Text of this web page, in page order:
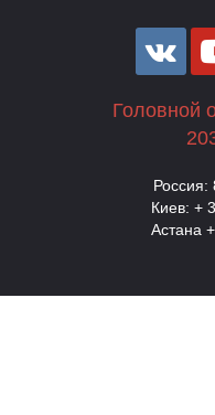
Головной
Россия:
Киев: +
Астана